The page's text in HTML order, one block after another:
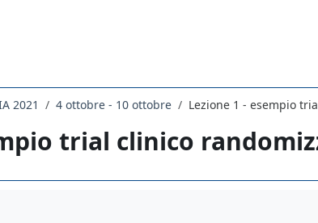
2021 4 ottobre - 10 ottobre Lezione 1 - esempio
trial clinico